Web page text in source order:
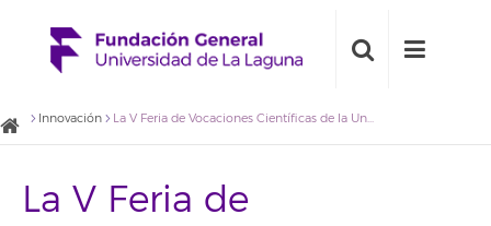
Innovación La V Feria de Vocaciones Científicas de la Universidad de La Laguna contará con más de cuarenta actividades
La V Feria de